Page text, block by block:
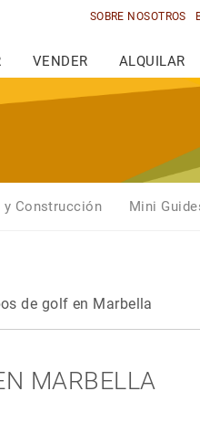
SOBRE NOSOTROS
VENDER ALQUILAR
y Construcción Mini
de golf en Marbella
MARBELLA